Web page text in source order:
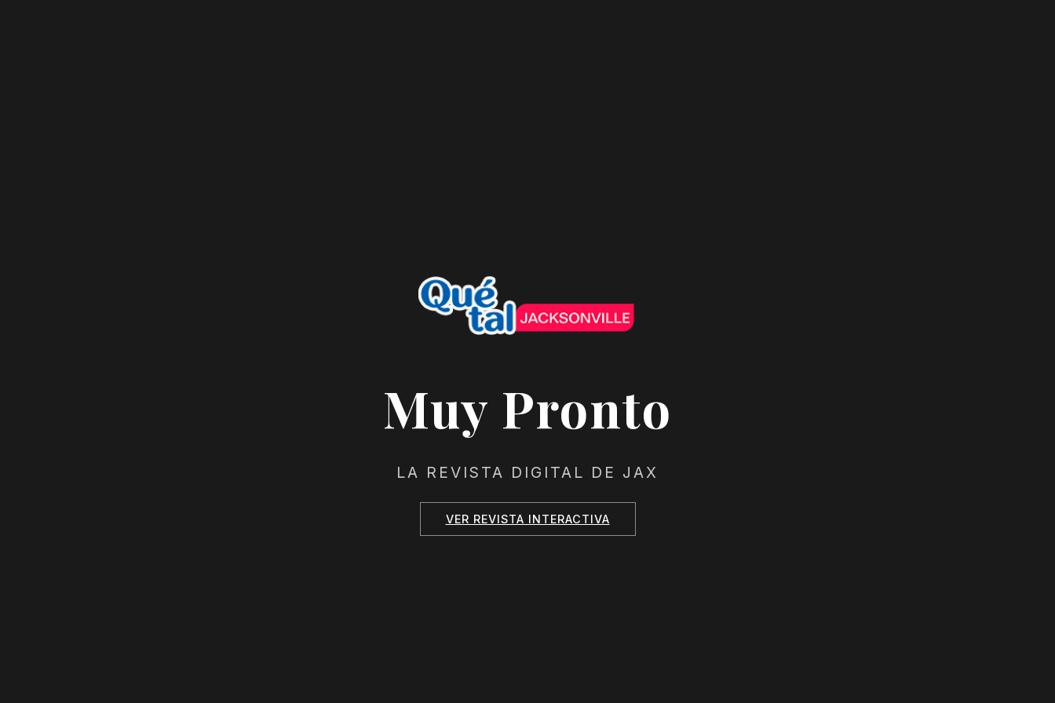
Muy Pronto
LA REVISTA DIGITAL DE JAX
VER REVISTA INTERACTIVA